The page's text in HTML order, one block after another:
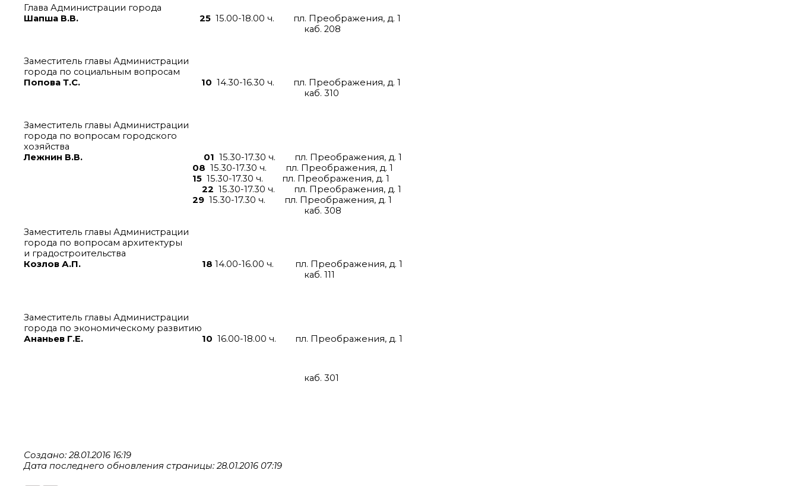
Глава Администрации города
Шапша В.В.
25 15.00-18.00 ч. пл. Преображения, д. 1
каб. 208
Заместитель главы Администрации
города по социальным вопросам
Попова Т.С.
10 14.30-16.30 ч. пл. Преображения, д. 1
каб. 310
Заместитель главы Администрации
города по вопросам городского
хозяйства
Лежнин В.В.
01 15.30-17.30 ч. пл. Преображения, д. 1
08 15.30-17.30 ч. пл. Преображения, д. 1
15 15.30-17.30 ч. пл. Преображения, д. 1
22 15.30-17.30 ч. пл. Преображения, д. 1
29 15.30-17.30 ч. пл. Преображения, д. 1
каб. 308
Заместитель главы Администрации
города по вопросам архитектуры
и градостроительства
Козлов А.П.
18 14.00-16.00 ч. пл. Преображения, д. 1
каб. 111
Заместитель главы Администрации
города по экономическому развитию
Ананьев Г.Е.
10 16.00-18.00 ч. пл. Преображения, д. 1
каб. 301
Создано: 28.01.2016 16:19
Дата последнего обновления страницы: 28.01.2016 07:19